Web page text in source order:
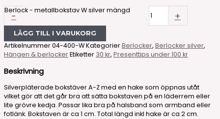
-
Berlock - metallbokstav W silver mängd +
LÄGG TILL I VARUKORG
Artikelnummer04-400-WKategorierBerlocker, Berlocker silver,
Hängen & berlockerEtiketter 30 kr, Presenttips under 100 kr
Beskrivning
Silverpläterade bokstäver A-Z med en hake som öppnas utåt
vilket gör att det går bra att sätta bokstaven på en läderrem eller
lite grövre kedja. Passar lika bra på halsband som armband eller
fotlänk. Bokstaven är ca 1 cm. Total längd inkl hake är ca 2 cm.